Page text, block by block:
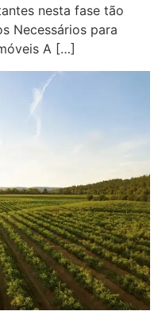
nesta fase tão
Necessários para
A […]